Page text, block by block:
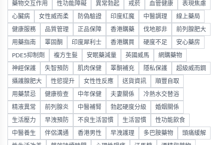
藥物交互作用 性功能障礙 異常勃起 戒菸 血管健康 表現焦慮
心臟病 女性威而柔 防偽驗證 印度紅魔 中醫調理 線上藥局
健康服務 品質管理 正品保障 香港購藥 伐地那非 前列腺肥大
用藥指南 睪固酮 印度犀利士 香港購買 硬度不足 安心藥房
PDE5抑制劑 複方生髮 安眠藥減量 英國威馬 網購藥物
神經保護 失智預防 肌肉保健 睪酮補充 隱私保護 超級威而鋼
攝護腺肥大 性慾提升 女性性反應 送貨資訊 順豐自取
用藥禁忌 健康檢查 中年保健 夫妻關係 冷熱水交替浴
精液異常 前列腺炎 中醫補腎 勃起硬度分級 婚姻關係
生活壓力 早洩預防 不良生活習慣 生活習慣 性功能飲食
中醫養生 伴侶溝通 香港男性 早洩護理 多巴胺藥物 頭痛緩解